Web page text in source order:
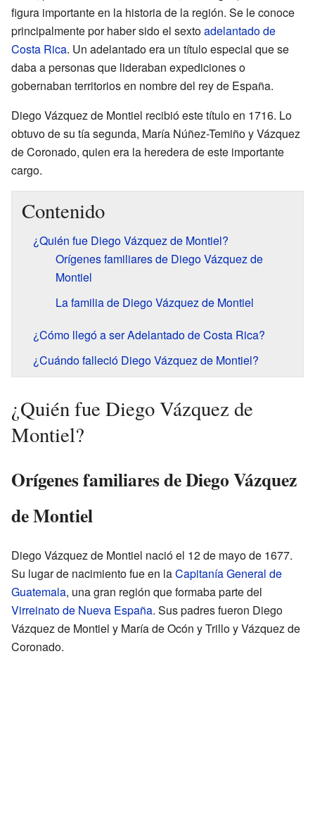
figura importante en la historia de la región. Se le conoce
principalmente por haber sido el sextoadelantado de
Costa Rica. Un adelantado era un título especial que se
daba a personas que lideraban expediciones o
gobernaban territorios en nombre del rey de España.
Diego Vázquez de Montiel recibió este título en 1716. Lo
obtuvo de su tía segunda, María Núñez-Temiño y Vázquez
de Coronado, quien era la heredera de este importante
cargo.
Contenido
¿Quién fue Diego Vázquez de Montiel?
Orígenes familiares de Diego Vázquez de
Montiel
La familia de Diego Vázquez de Montiel
¿Cómo llegó a ser Adelantado de Costa Rica?
¿Cuándo falleció Diego Vázquez de Montiel?
¿Quién fue Diego Vázquez de
Montiel?
Orígenes familiares de Diego Vázquez
de Montiel
Diego Vázquez de Montiel nació el 12 de mayo de 1677.
Su lugar de nacimiento fue en laCapitanía General de
Guatemala, una gran región que formaba parte del
Virreinato de Nueva España. Sus padres fueron Diego
Vázquez de Montiel y María de Ocón y Trillo y Vázquez de
Coronado.